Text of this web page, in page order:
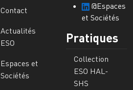
Contact
Actualités
ESO
Espaces et
Sociétés
@Espaces
et Sociétés
Pratiques
Collection
ESO HAL-
SHS